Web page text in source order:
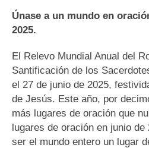
Únase a un mundo en
2025.
El Relevo Mundial Anual del
Santificación de los
el 27 de junio de 2025,
de Jesús. Este año, por
más lugares de oración que
lugares de oración en junio
ser el mundo entero un lugar